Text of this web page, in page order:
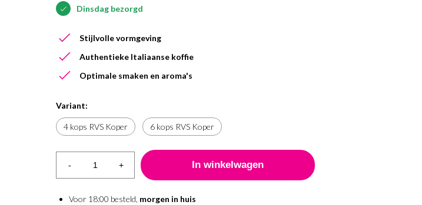
Dinsdag bezorgd
Stijlvolle vormgeving
Authentieke Italiaanse koffie
Optimale smaken en aroma's
Variant:
4 kops RVS Koper 6 kops RVS Koper
- +
Voor 18:00 besteld, morgen in huis